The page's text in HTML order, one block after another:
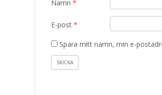
Namn *
E-post *
Spara mitt namn, min e-